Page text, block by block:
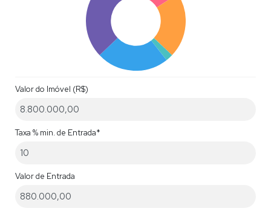
Valor do Imóvel (R$)
Taxa % min. de Entrada*
Valor de Entrada